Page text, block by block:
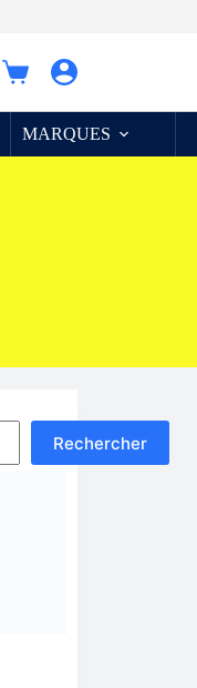
Panier
MARQUES
Rechercher